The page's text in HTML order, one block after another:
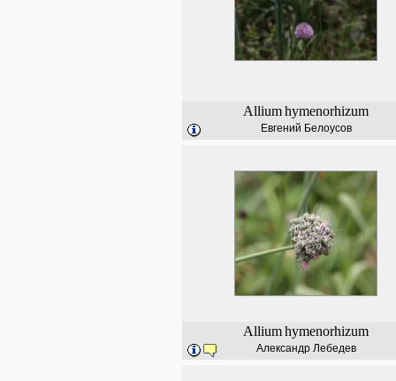
Alliumhymenorhizum
Евгений Белоусов
Alliumhymenorhizum
Александр Лебедев